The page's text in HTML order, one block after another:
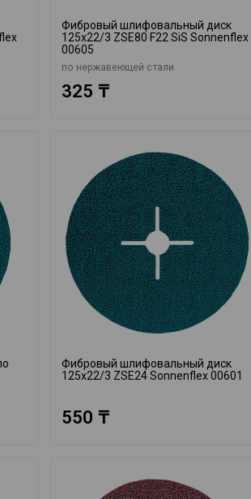
Фибровый шлифовальный диск
125x22/3 ZSE80 F22 SiS Sonnenflex
00605
по нержавеющей стали
325 ₸
Фибровый шлифовальный диск
125x22/3 ZSE24 Sonnenflex 00601
550 ₸